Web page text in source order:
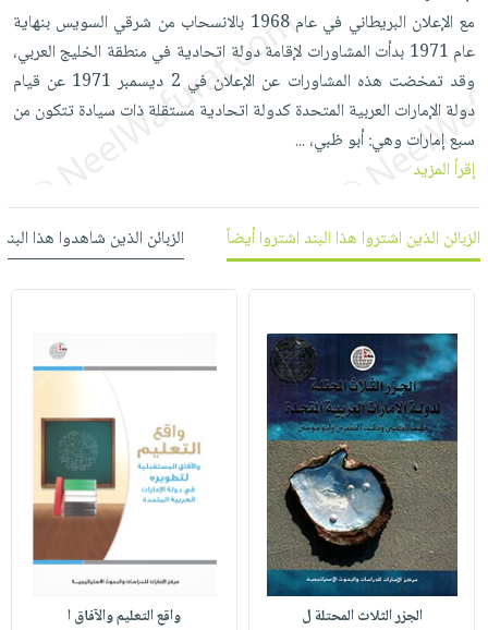
العناية
بالأسنان
الحمية
والتغذية
أدوات
المائدة
الأوعية
والتخزين
أدوات
المطبخ
الأكثر
مبيعاً
العودة
للمدارس
اكسسوارات
كتب
اكسسوارات
منزلية
اكسسوارات
مطرزات
حقائب
حلي
عناية
بالذات
صابون
أطفال
مناسبات
شحن
مجاني
بنود
مختارة
اشتراكات
كل
الاشتراكات
صندوق
القراءة
iKitab
بلا
حدود
بحث
متقدم
وفرات
عن
الشركة
سياسة
الشركة
فيديوهات
أسئلة
يتكرر
طرحها
حسابك
لائحة
الأمنيات
عربة
التسوق
نشرة
مع الإعلان البريطاني في عام 1968 بالانسحاب من شرقي السويس بنهاية
عام 1971 بدأت المشاورات لإقامة دولة اتحادية في منطقة الخليج العربي،
وقد تمخضت هذه المشاورات عن الإعلان في 2 ديسمبر 1971 عن قيام
دولة الإمارات العربية المتحدة كدولة اتحادية مستقلة ذات سيادة تتكون من
سبع إمارات وهي: أبو ظبي،...
إقرأ المزيد
الزبائن الذين اشتروا هذا البند اشتروا أيضاً الزبائن الذين شاهدوا هذا
الجزر الثلاث المحتلة ل
واقع التعليم والآفاق ا